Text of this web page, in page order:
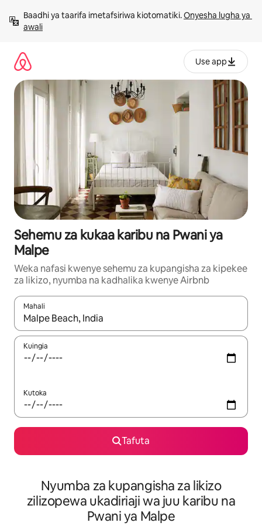
kwenda
kwenye
Baadhi ya taarifa imetafsiriwa kiotomatiki. Onyesha lugha ya
awali
Use app
Sehemu za kukaa karibu na Pwani ya
Malpe
Weka nafasi kwenye sehemu za kupangisha za kipekee
za likizo, nyumba na kadhalika kwenye Airbnb
Mahali
Wakati matokeo yanapatikana, vinjari kwa kutumia vitufe vya
Kuingia
Kutoka
Tafuta
Nyumba za kupangisha za likizo
zilizopewa ukadiriaji wa juu karibu na
Pwani ya Malpe